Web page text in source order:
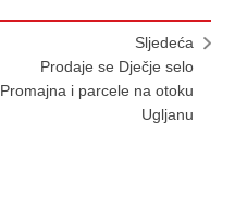
Sljedeća
Prodaje se Dječje selo
Promajna i parcele na otoku
Ugljanu